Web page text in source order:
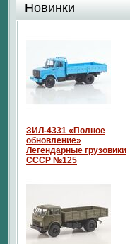
Новинки
ЗИЛ-4331 «Полное
обновление»
Легендарные грузовики
СССР №125